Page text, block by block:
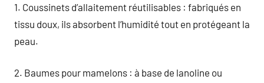
1. Coussinets d’allaitement réutilisables : fabriqués en
tissu doux, ils absorbent l’humidité tout en protégeant la
peau.
2. Baumes pour mamelons : à base de lanoline ou